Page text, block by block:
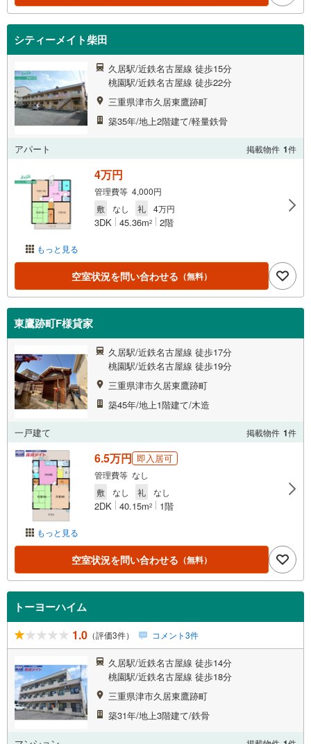
シティーメイト柴田
久居駅/近鉄名古屋線 徒歩15分
桃園駅/近鉄名古屋線 徒歩22分
三重県津市久居東鷹跡町
築35年/地上2階建て/軽量鉄骨
アパート 掲載物件 1件
もっと見る
4万円
管理費等 4,000円
敷
なし 礼 4万円
3DK 45.36m2 2階
空室状況を問い合わせる （無料）
東鷹跡町F様貸家
久居駅/近鉄名古屋線 徒歩17分
桃園駅/近鉄名古屋線 徒歩19分
三重県津市久居東鷹跡町
築45年/地上1階建て/木造
一戸建て 掲載物件 1件
もっと見る
6.5万円 即入居可
管理費等 なし
敷
なし 礼 なし
2DK 40.15m2 1階
空室状況を問い合わせる （無料）
トーヨーハイム
1.0 （評価3件） コメント3件
久居駅/近鉄名古屋線 徒歩14分
桃園駅/近鉄名古屋線 徒歩18分
三重県津市久居東鷹跡町
築31年/地上3階建て/鉄骨